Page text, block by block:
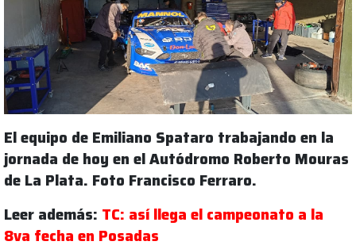
El equipo de Emiliano Spataro trabajando en la
jornada de hoy en el Autódromo Roberto Mouras
de La Plata. Foto Francisco Ferraro.
Leer además: TC: así llega el campeonato a la
8va fecha en Posadas